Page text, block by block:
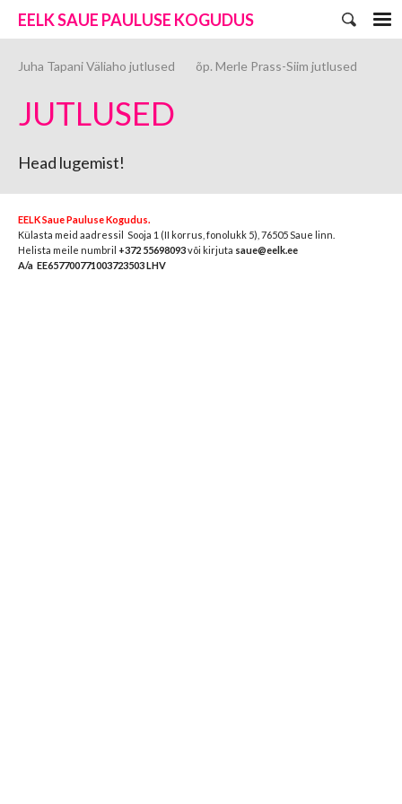
EELK SAUE PAULUSE KOGUDUS
Juha Tapani Väliaho jutlused õp. Merle Prass-Siim jutlused
JUTLUSED
Head lugemist!
EELK SauePauluse Kogudus.
Külasta meid aadressil Sooja 1 (II korrus, fonolukk 5) , 76505 Saue linn.
Helista meile numbril +372 55698093või kirjuta saue@eelk.ee
A/a EE657700771003723503 LHV